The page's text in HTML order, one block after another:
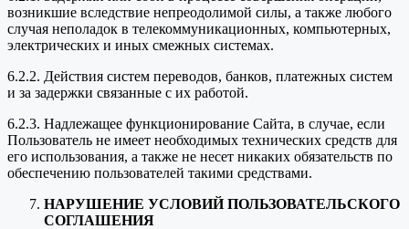
возникшие вследствие непреодолимой силы, а также любого
случая неполадок в телекоммуникационных, компьютерных,
электрических и иных смежных системах.
6.2.2. Действия систем переводов, банков, платежных систем
и за задержки связанные с их работой.
6.2.3. Надлежащее функционирование Сайта, в случае, если
Пользователь не имеет необходимых технических средств для
его использования, а также не несет никаких обязательств по
обеспечению пользователей такими средствами.
НАРУШЕНИЕ УСЛОВИЙ ПОЛЬЗОВАТЕЛЬСКОГО
СОГЛАШЕНИЯ